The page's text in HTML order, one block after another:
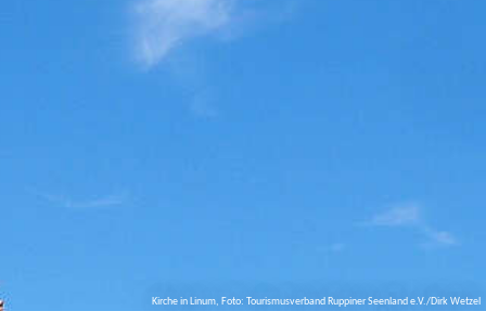
Kirche in Linum, Foto: Tourismusverband Ruppiner Seenland e.V./Dirk Wetzel